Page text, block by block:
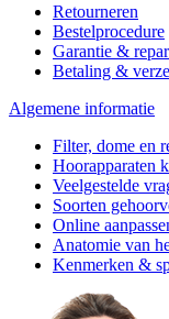
Retourneren
Bestelprocedure
Garantie &
Betaling &
Algemene informatie
Filter, dome en
Hoorapparaten
Veelgestelde
Soorten
Online
Anatomie van
Kenmerken &